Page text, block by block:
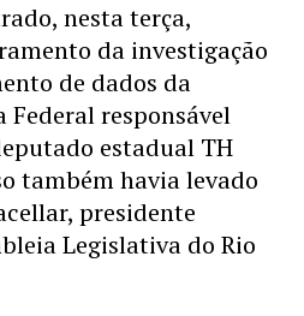
nesta terça,
da investigação
de dados da
Federal responsável
estadual TH
também havia levado
presidente
Legislativa do Rio